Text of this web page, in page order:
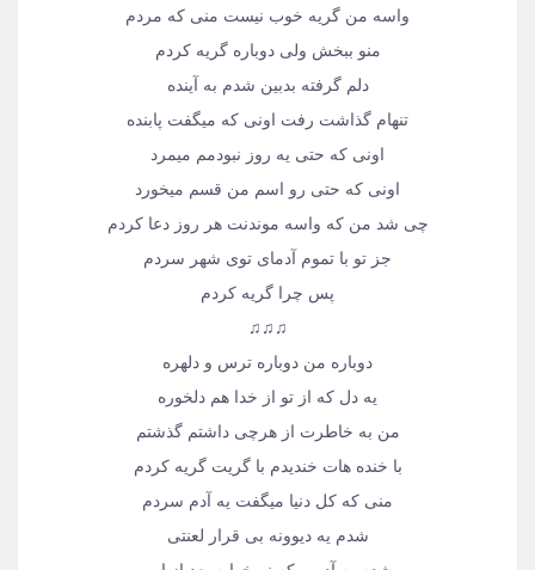
واسه من گریه خوب نیست منی که مردم
منو ببخش ولی دوباره گریه کردم
دلم گرفته بدبین شدم به آینده
تنهام گذاشت رفت اونی که میگفت پابنده
اونی که حتی یه روز نبودمم میمرد
اونی که حتی رو اسم من قسم میخورد
چی شد من که واسه موندنت هر روز دعا کردم
جز تو با تموم آدمای توی شهر سردم
پس چرا گریه کردم
♫♫♫
دوباره من دوباره ترس و دلهره
یه دل که از تو از خدا هم دلخوره
من به خاطرت از هرچی داشتم گذشتم
با خنده هات خندیدم با گریت گریه کردم
منی که کل دنیا میگفت یه آدم سردم
شدم یه دیوونه بی قرار لعنتی